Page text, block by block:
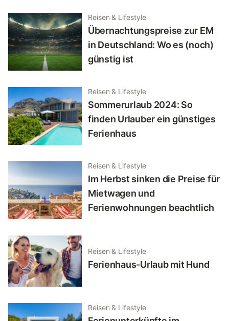
Reisen & Lifestyle
Übernachtungspreise zur EM
in Deutschland: Wo es (noch)
günstig ist
Reisen & Lifestyle
Sommerurlaub 2024: So
finden Urlauber ein günstiges
Ferienhaus
Reisen & Lifestyle
Im Herbst sinken die Preise für
Mietwagen und
Ferienwohnungen beachtlich
Reisen & Lifestyle
Ferienhaus-Urlaub mit Hund
Reisen & Lifestyle